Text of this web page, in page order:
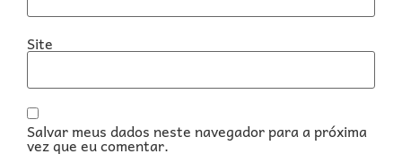
Site
Salvar meus dados neste navegador para a próxima
vez que eu comentar.